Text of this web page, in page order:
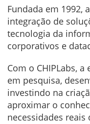
Fundada em 1992,
integração de
tecnologia da
corporativos e
Com o CHIPLabs,
em pesquisa,
investindo na
aproximar o
necessidades reais